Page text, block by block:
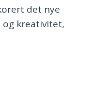
det nye
og kreativitet,